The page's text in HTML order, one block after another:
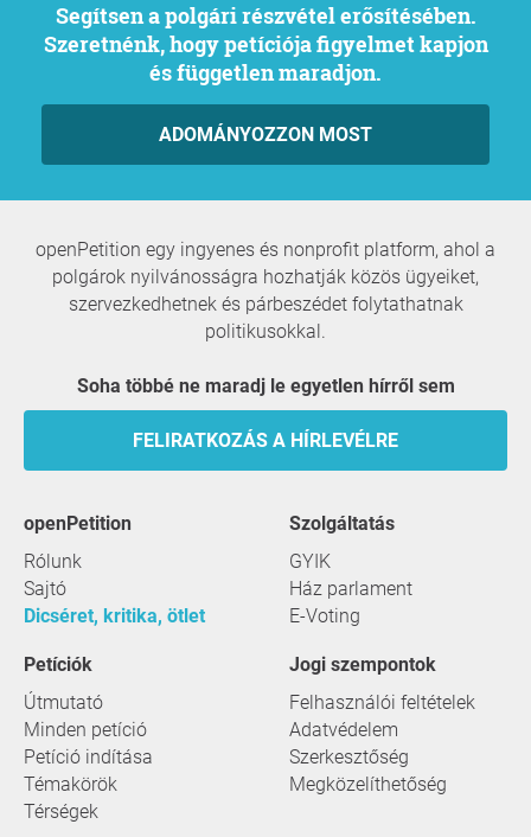
Segítsen a polgári részvétel erősítésében.
Szeretnénk, hogy petíciója figyelmet kapjon
és független maradjon.
ADOMÁNYOZZON MOST
openPetition egy ingyenes és nonprofit platform, ahol a
polgárok nyilvánosságra hozhatják közös ügyeiket,
szervezkedhetnek és párbeszédet folytathatnak
politikusokkal.
Soha többé ne maradj le egyetlen hírről sem
FELIRATKOZÁS A HÍRLEVÉLRE
openPetition
Rólunk
Sajtó
Dicséret, kritika, ötlet
szolgáltatás
GYIK
Ház parlament
E-Voting
Petíciók
Útmutató
Minden petíció
Petíció indítása
Témakörök
Térségek
Jogi szempontok
Felhasználói feltételek
Adatvédelem
Szerkesztőség
Megközelíthetőség